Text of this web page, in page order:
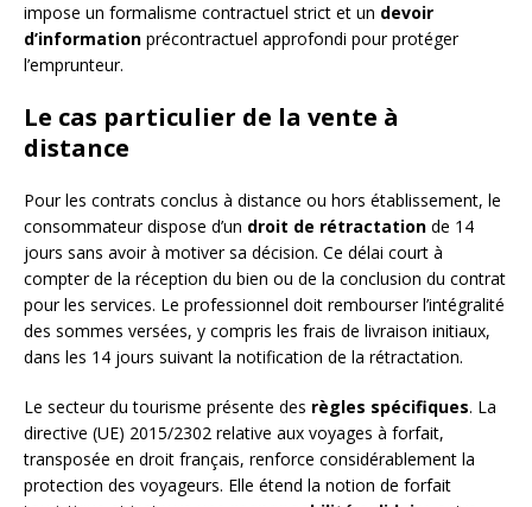
impose un formalisme contractuel strict et un devoir
d’information précontractuel approfondi pour protéger
l’emprunteur.
Le cas particulier de la vente à
distance
Pour les contrats conclus à distance ou hors établissement, le
consommateur dispose d’un droit de rétractation de 14
jours sans avoir à motiver sa décision. Ce délai court à
compter de la réception du bien ou de la conclusion du contrat
pour les services. Le professionnel doit rembourser l’intégralité
des sommes versées, y compris les frais de livraison initiaux,
dans les 14 jours suivant la notification de la rétractation.
Le secteur du tourisme présente des règles spécifiques. La
directive (UE) 2015/2302 relative aux voyages à forfait,
transposée en droit français, renforce considérablement la
protection des voyageurs. Elle étend la notion de forfait